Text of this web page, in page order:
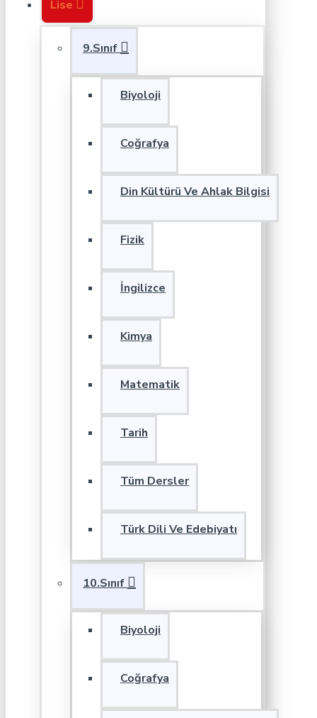
Lise
9.Sınıf
Biyoloji
Coğrafya
Din Kültürü Ve Ahlak Bilgisi
Fizik
İngilizce
Kimya
Matematik
Tarih
Tüm Dersler
Türk Dili Ve Edebiyatı
10.Sınıf
Biyoloji
Coğrafya